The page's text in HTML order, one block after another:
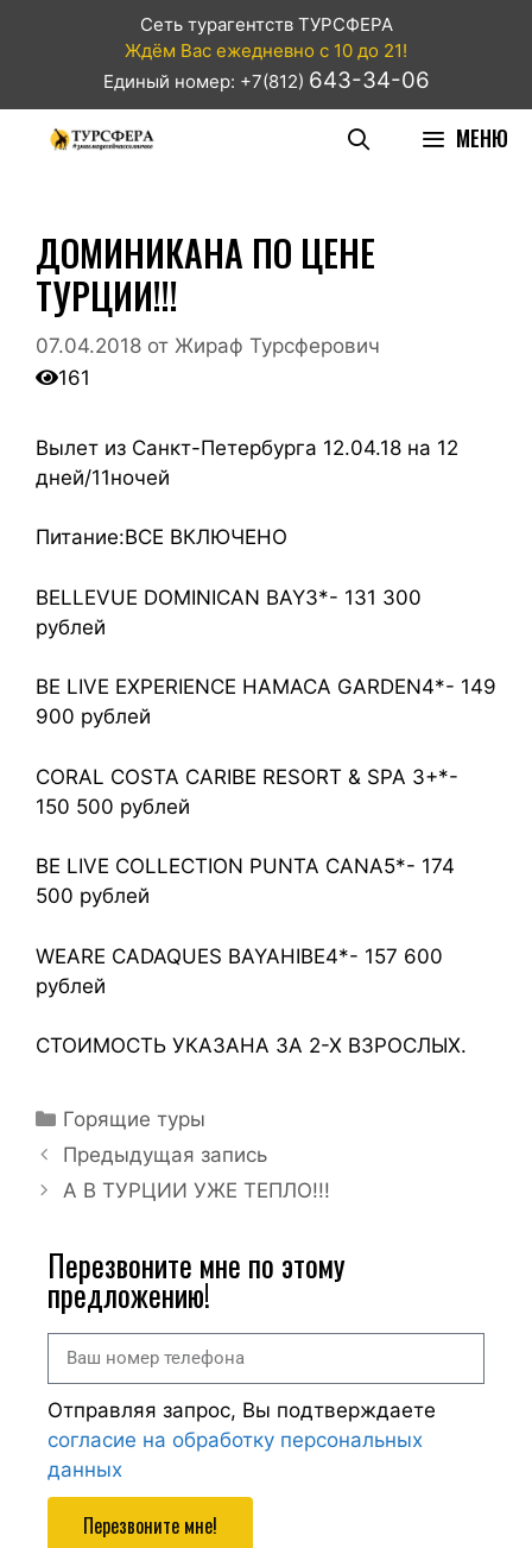
Сеть турагентств ТУРСФЕРА
Ждём Вас ежедневно с 10 до 21!
Единый номер: +7(812) 643-34-06
МЕНЮ
ДОМИНИКАНА ПО ЦЕНЕ
ТУРЦИИ!!!
07.04.2018 от Жираф Турсферович
161
Вылет из Санкт-Петербурга 12.04.18 на 12
дней/11ночей
Питание:ВСЕ ВКЛЮЧЕНО
BELLEVUE DOMINICAN BAY3*- 131 300
рублей
BE LIVE EXPERIENCE HAMACA GARDEN4*- 149
900 рублей
CORAL COSTA CARIBE RESORT & SPA 3+*-
150 500 рублей
BE LIVE COLLECTION PUNTA CANA5*- 174
500 рублей
WEARE CADAQUES BAYAHIBE4*- 157 600
рублей
СТОИМОСТЬ УКАЗАНА ЗА 2-Х ВЗРОСЛЫХ.
Горящие туры
Предыдущая запись
А В ТУРЦИИ УЖЕ ТЕПЛО!!!
Перезвоните мне по этому
предложению!
Отправляя запрос, Вы подтверждаете
согласие на обработку персональных
данных
Перезвоните мне!